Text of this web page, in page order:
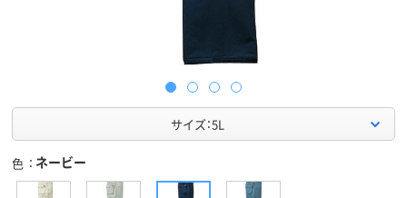
サイズ：5L
色 ネービー